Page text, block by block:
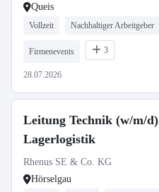
Queis
Vollzeit Nachhaltiger Arbeitgeber
Firmenevents 3
28.07.2026
Leitung Technik (w/m/d)
Lagerlogistik
Rhenus SE & Co. KG
Hörselgau